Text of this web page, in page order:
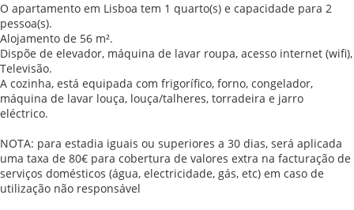
O apartamento em Lisboa tem 1 quarto(s) e capacidade para 2
pessoa(s).
Alojamento de 56 m².
Dispõe de elevador, máquina de lavar roupa, acesso internet (wifi),
Televisão.
A cozinha, está equipada com frigorífico, forno, congelador,
máquina de lavar louça, louça/talheres, torradeira e jarro
eléctrico.
NOTA: para estadia iguais ou superiores a 30 dias, será aplicada
uma taxa de 80€ para cobertura de valores extra na facturação de
serviços domésticos (água, electricidade, gás, etc) em caso de
utilização não responsável